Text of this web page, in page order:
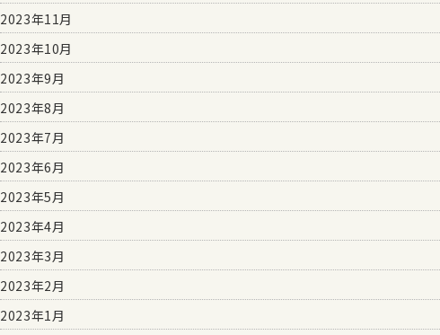
2023年11月
2023年10月
2023年9月
2023年8月
2023年7月
2023年6月
2023年5月
2023年4月
2023年3月
2023年2月
2023年1月